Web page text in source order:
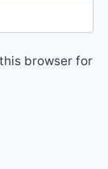
browser for